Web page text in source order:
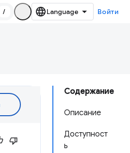
/ Войти
Содержание
Описание
Доступност
ь